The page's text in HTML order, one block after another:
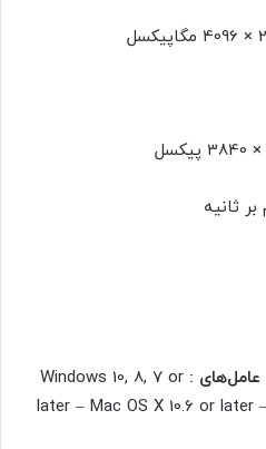
:
Windows 10, 8, 7 or
later – Mac OS X 10.6 or later